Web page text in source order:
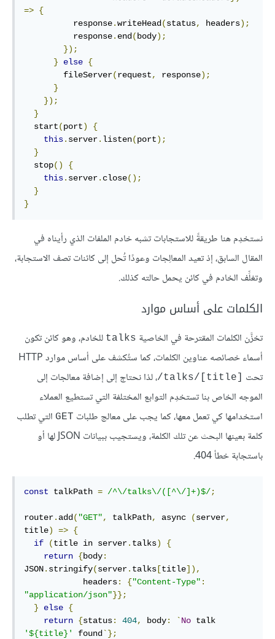
=> {
          response
.writeHead (status, headers);
          response
. end ( body);
});
}
else {
        fileServer
(request, response);
}
});
}
  start
(port)
{
this. server. listen(port);
}
  stop
()
{
this. server. close();
}
}
نستخدِم هنا طريقةً للاستجابات تشبه خادم الملفات الذي رأيناه في
المقال السابق، إذ تعيد المعالِجات وعودًا تُحل إلى كائنات تصف الاستجابة،
وتغلِّف الخادم في كائن يحمل حالته كذلك.
الكلمات على أساس موارد
تخزَّن الكلمات المقترحة في الخاصية talks للخادم، وهو كائن تكون
أسماء خصائصه عناوين الكلمات، كما ستُكشف على أساس موارد HTTP
تحت
‎/talks/[title]‎، لذا نحتاج إلى إضافة معالجات إلى
الموجه الخاص بنا تستخدِم التوابع المختلفة التي تستطيع العملاء
استخدامها كي تعمل معها، كما يجب على معالج طلبات GET التي تطلب
كلمة بعينها البحث عن تلك الكلمة، ويستجيب ببيانات JSON لها أو
باستجابة خطأ 404.
const talkPath = /^\/talks\/([^\/]+)$/;
router. add ( "GET", talkPath, async (server,
title) => {
if
(title in server. talks)
{
return {body:
JSON. stringify(server. talks [title]),
            headers
: {"Content-Type" :
"application/json"}};
}
else {
return {status: 404, body: `No
'${title}'
found `};